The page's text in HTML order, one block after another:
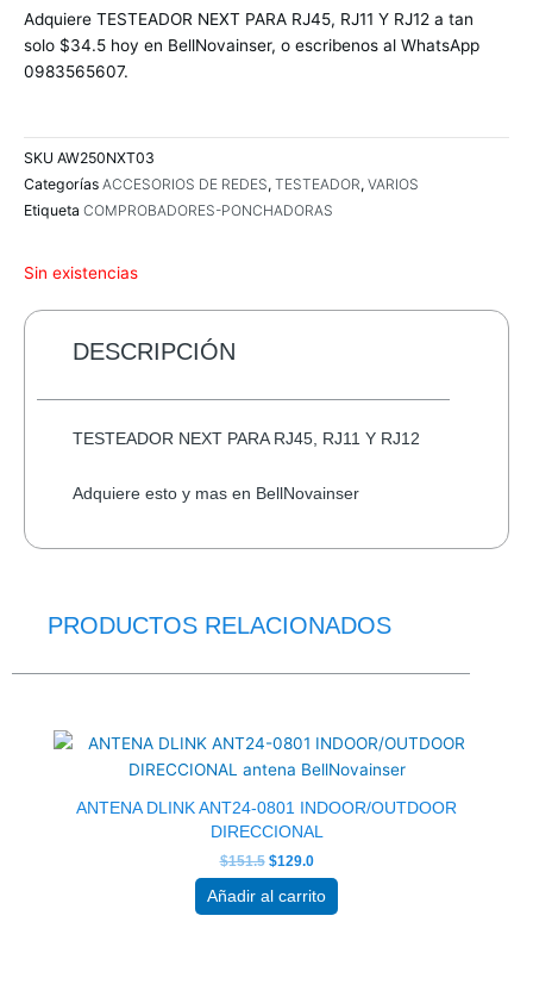
original
era:
$40.5.
actual
es:
Adquiere TESTEADOR NEXT PARA RJ45, RJ11 Y RJ12 a tan
solo $34.5 hoy en BellNovainser, o escribenos al WhatsApp
0983565607.
SKU AW250NXT03
Categorías ACCESORIOS DE REDES, TESTEADOR, VARIOS
Etiqueta COMPROBADORES-PONCHADORAS
Sin existencias
DESCRIPCIÓN
TESTEADOR NEXT PARA RJ45, RJ11 Y RJ12
Adquiere esto y mas en BellNovainser
PRODUCTOS RELACIONADOS
ANTENA DLINK ANT24-0801 INDOOR/OUTDOOR
DIRECCIONAL
$151.5
original
era:
$151.5.
$129.0
actual
es:
$129.0.
Añadir al carrito